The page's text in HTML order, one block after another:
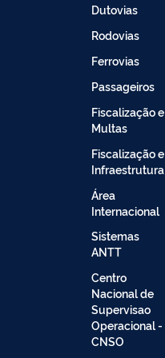
Dutovias
Rodovias
Ferrovias
Passageiros
Fiscalização e
Multas
Fiscalização e
Infraestrutura
Área
Internacional
Sistemas
ANTT
Centro
Nacional de
Supervisao
Operacional -
CNSO